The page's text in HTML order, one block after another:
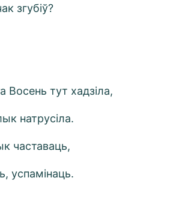
згубіў?
Восень тут хадзіла,
натрусіла.
частаваць,
успамінаць.